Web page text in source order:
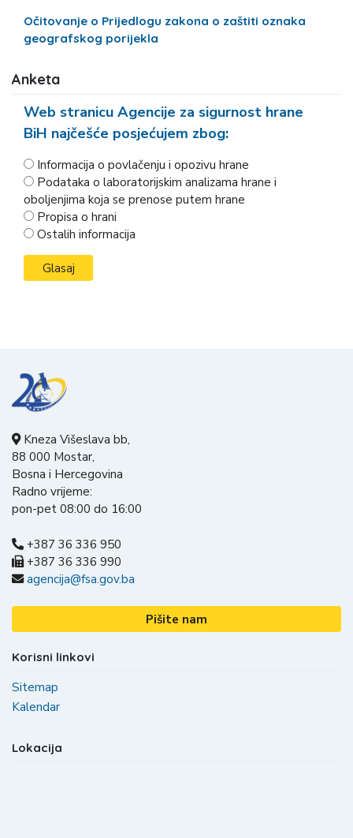
Očitovanje o Prijedlogu zakona o zaštiti oznaka
geografskog porijekla
Anketa
Web stranicu Agencije za sigurnost hrane
BiH najčešće posjećujem zbog:
Informacija o povlačenju i opozivu hrane
Podataka o laboratorijskim analizama hrane i
oboljenjima koja se prenose putem hrane
Propisa o hrani
Ostalih informacija
Kneza Višeslava bb,
88 000 Mostar,
Bosna i Hercegovina
Radno vrijeme:
pon-pet 08:00 do 16:00
+387 36 336 950
+387 36 336 990
agencija@fsa.gov.ba
Pišite nam
Korisni linkovi
Sitemap
Kalendar
Lokacija